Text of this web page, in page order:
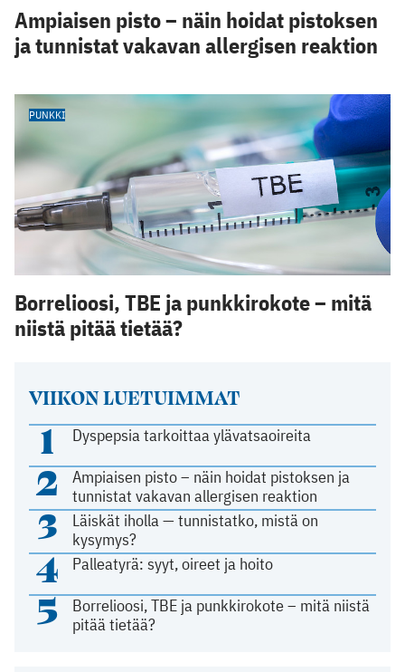
VIIKON LUETUIMMAT
1 Dyspepsia tarkoittaa ylävatsaoireita
2
Ampiaisen pisto – näin hoidat pistoksen ja
tunnistat vakavan allergisen reaktion
3
Läiskät iholla — tunnistatko, mistä on
kysymys?
4 Palleatyrä: syyt, oireet ja hoito
5
Borrelioosi, TBE ja punkkirokote – mitä niistä
pitää tietää?
Ampiaisen pisto – näin hoidat pistoksen
ja tunnistat vakavan allergisen reaktion
PUNKKI
Borrelioosi, TBE ja punkkirokote – mitä
niistä pitää tietää?